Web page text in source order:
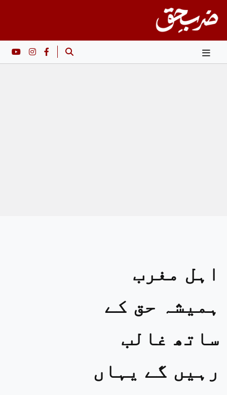
content
اہل مغرب
ہمیشہ حق کے
ساتھ غالب
رہیں گے یہاں